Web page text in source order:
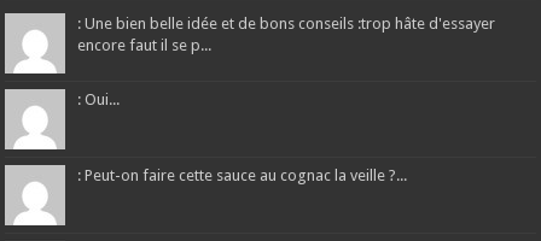
: Une bien belle idée et de bons conseils :trop hâte d'essayer
encore faut il se p...
: Oui...
: Peut-on faire cette sauce au cognac la veille ?...